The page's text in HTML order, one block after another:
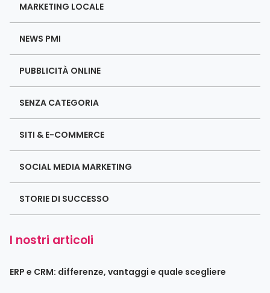
MARKETING LOCALE
NEWS PMI
PUBBLICITÀ ONLINE
SENZA CATEGORIA
SITI & E-COMMERCE
SOCIAL MEDIA MARKETING
STORIE DI SUCCESSO
I nostri articoli
ERP e CRM: differenze, vantaggi e quale scegliere